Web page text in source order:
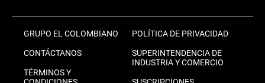
GRUPO EL COLOMBIANO
CONTÁCTANOS
TÉRMINOS Y
POLÍTICA DE PRIVACIDAD
SUPERINTENDENCIA DE
INDUSTRIA Y COMERCIO